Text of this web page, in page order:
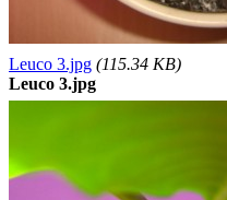
Leuco 3.jpg (115.34 KB)
Leuco 3.jpg